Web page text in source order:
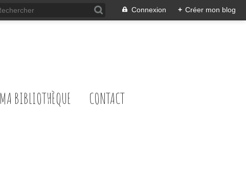
Connexion + Créer mon blog
MA BIBLIOTHÈQUE CONTACT